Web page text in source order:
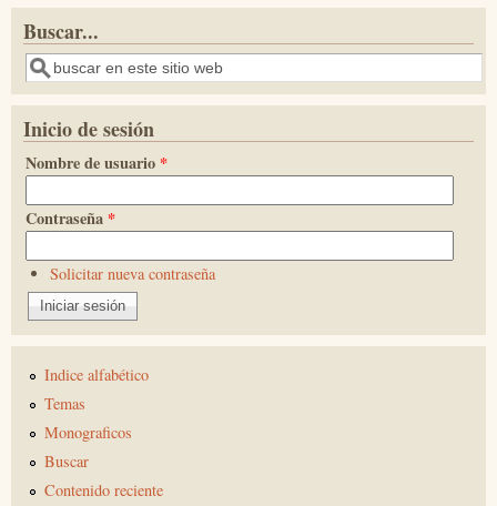
Buscar...
Buscar
Inicio de sesión
Nombre de usuario *
Contraseña *
Solicitar nueva contraseña
Indice alfabético
Temas
Monograficos
Buscar
Contenido reciente